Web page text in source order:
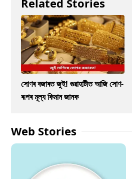
Related Stories
সোণৰ বজাৰত জুই! গুৱাহাটীত আজি সোণ-
ৰূপৰ মূল্য কিমান জানক
Web Stories